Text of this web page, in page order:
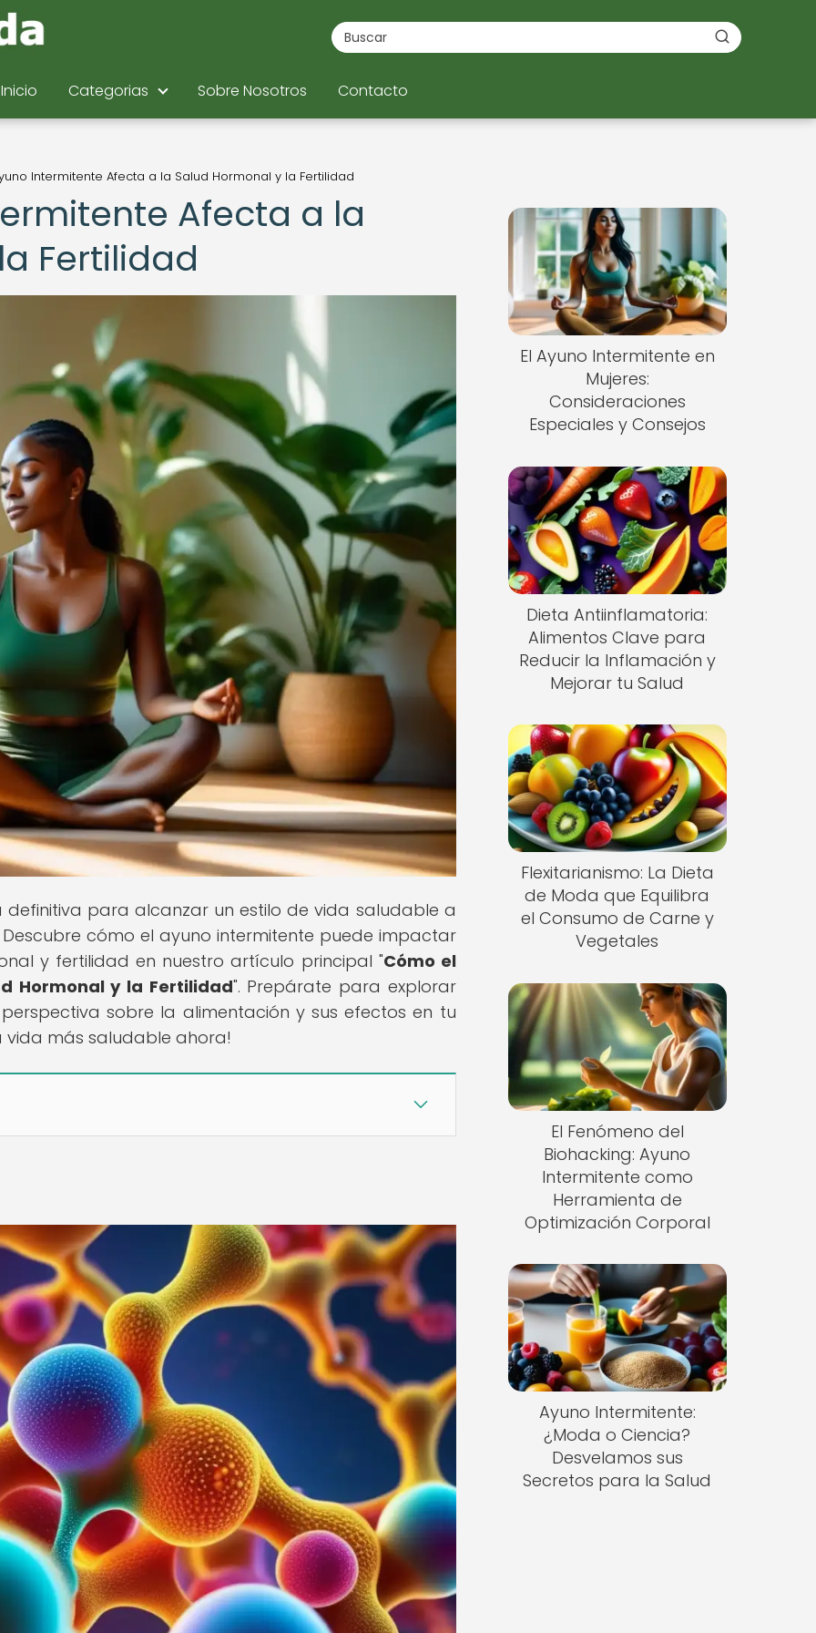
Inicio Categorias Sobre Nosotros Contacto
Intermitente Afecta a la Salud Hormonal y la Fertilidad
Afecta a la
Fertilidad
definitiva para alcanzar un estilo de vida saludable a
cómo el ayuno intermitente puede impactar
y fertilidad en nuestro artículo principal "Cómo el
Hormonal y la Fertilidad". Prepárate para explorar
sobre la alimentación y sus efectos en tu
vida más saludable ahora!
El Ayuno Intermitente en
Mujeres:
Consideraciones
Especiales y Consejos
Dieta Antiinflamatoria:
Alimentos Clave para
Reducir la Inflamación y
Mejorar tu Salud
Flexitarianismo: La Dieta
de Moda que Equilibra
el Consumo de Carne y
Vegetales
El Fenómeno del
Biohacking: Ayuno
Intermitente como
Herramienta de
Optimización Corporal
Ayuno Intermitente:
¿Moda o Ciencia?
Desvelamos sus
Secretos para la Salud